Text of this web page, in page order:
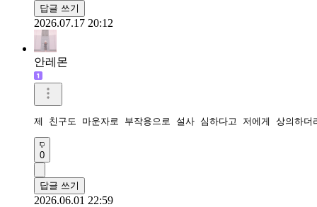
답글 쓰기
2026.07.17 20:12
안레몬
제 친구도 마운자로 부작용으로 설사 심하다고 저에게 상의하
0
답글 쓰기
2026.06.01 22:59